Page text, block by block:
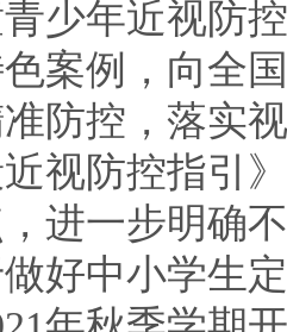
少年近视防
案例，向全
控，落实视
视防控指引
进一步明确
好中小学生